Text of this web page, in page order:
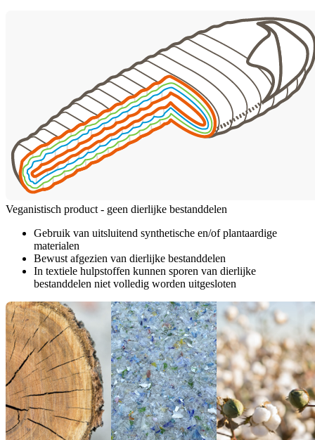
Veganistisch product - geen dierlijke bestanddelen
Gebruik van uitsluitend synthetische en/of plantaardige
materialen
Bewust afgezien van dierlijke bestanddelen
In textiele hulpstoffen kunnen sporen van dierlijke
bestanddelen niet volledig worden uitgesloten